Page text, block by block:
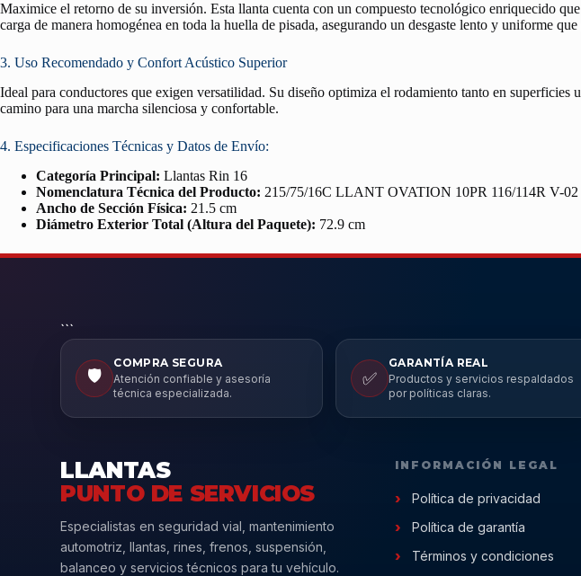
Maximice el retorno de su inversión. Esta llanta cuenta con un compuesto tecnológico enriquecido
carga de manera homogénea en toda la huella de pisada, asegurando un desgaste lento y uniforme
3. Uso Recomendado y Confort Acústico Superior
Ideal para conductores que exigen versatilidad. Su diseño optimiza el rodamiento tanto en
camino para una marcha silenciosa y confortable.
4. Especificaciones Técnicas y Datos de Envío:
Categoría Principal: Llantas Rin 16
Nomenclatura Técnica del Producto: 215/75/16C LLANT OVATION 10PR 116/114R V-02
Ancho de Sección Física: 21.5 cm
Diámetro Exterior Total (Altura del Paquete): 72.9 cm
```
🛡️
COMPRA SEGURA
Atención confiable y asesoría
técnica especializada.
✅
GARANTÍA REAL
Productos y servicios respaldados
por políticas claras.
LLANTAS
PUNTO DE SERVICIOS
Especialistas en seguridad vial, mantenimiento
automotriz, llantas, rines, frenos, suspensión,
balanceo y servicios técnicos para tu vehículo.
INFORMACIÓN LEGAL
Política de privacidad
Política de garantía
Términos y condiciones